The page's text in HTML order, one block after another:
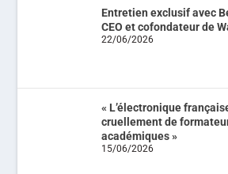
Entretien exclusif avec
CEO et cofondateur de
22/06/2026
« L’électronique
cruellement de
académiques »
15/06/2026